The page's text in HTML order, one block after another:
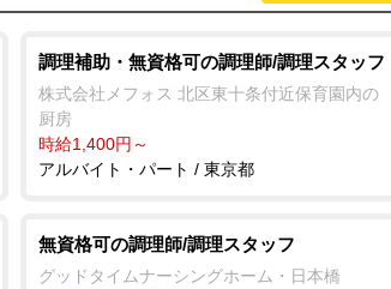
調理補助・無資格可の調理師/調理スタッフ
株式会社メフォス 北区東十条付近保育園内の
厨房
時給1,400円～
アルバイト・パート / 東京都
無資格可の調理師/調理スタッフ
グッドタイムナーシングホーム・日本橋